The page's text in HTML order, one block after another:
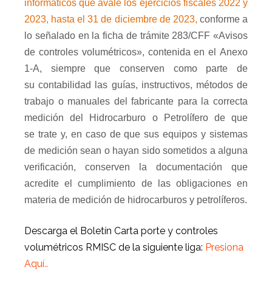
informáticos que avale los ejercicios fiscales 2022 y
2023, hasta el 31 de diciembre de 2023, conforme a
lo señalado en la ficha de trámite 283/CFF «Avisos
de controles volumétricos», contenida en el Anexo
1-A, siempre que conserven como parte de
su contabilidad las guías, instructivos, métodos de
trabajo o manuales del fabricante para la correcta
medición del Hidrocarburo o Petrolífero de que
se trate y, en caso de que sus equipos y sistemas
de medición sean o hayan sido sometidos a alguna
verificación, conserven la documentación que
acredite el cumplimiento de las obligaciones en
materia de medición de hidrocarburos y petrolíferos.
Descarga el Boletín Carta porte y controles
volumétricos RMISC de la siguiente liga: Presiona
Aquí..